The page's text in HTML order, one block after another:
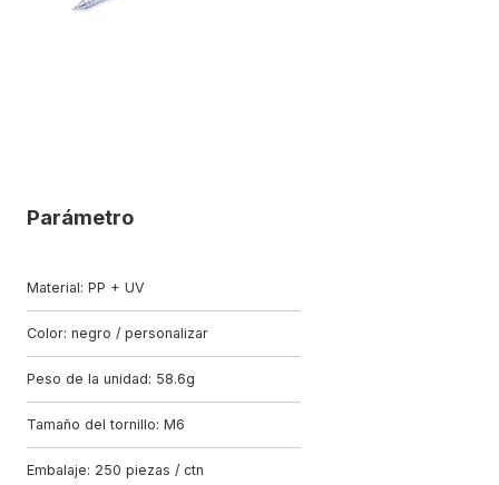
Parámetro
Material: PP + UV
Color: negro / personalizar
Peso de la unidad: 58.6g
Tamaño del tornillo: M6
Embalaje: 250 piezas / ctn